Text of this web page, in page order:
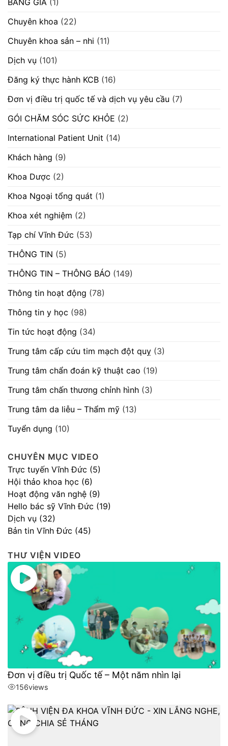
cạnh
máy
móc
bị”
hành
bệnh,
chữa
29/07/2026
báo
605/TB-
BVVĐ
28/07/2026.
“V/v
giá
cung
máy
scan”
Chuyên khoa (22)
Chuyên khoa sản – nhi (11)
Dịch vụ (101)
Đăng ký thực hành KCB (16)
Đơn vị điều trị quốc tế và dịch vụ yêu cầu (7)
GÓI CHĂM SÓC SỨC KHỎE (2)
International Patient Unit (14)
Khách hàng (9)
Khoa Dược (2)
Khoa Ngoại tổng quát (1)
Khoa xét nghiệm (2)
Tạp chí Vĩnh Đức (53)
THÔNG TIN (5)
THÔNG TIN – THÔNG BÁO (149)
Thông tin hoạt động (78)
Thông tin y học (98)
Tin tức hoạt động (34)
Trung tâm cấp cứu tim mạch đột quỵ (3)
Trung tâm chẩn đoán kỹ thuật cao (19)
Trung tâm chấn thương chỉnh hình (3)
Trung tâm da liễu – Thẩm mỹ (13)
Tuyển dụng (10)
CHUYÊN MỤC VIDEO
Trực tuyến Vĩnh Đức (5)
Hội thảo khoa học (6)
Hoạt động văn nghệ (9)
Hello bác sỹ Vĩnh Đức (19)
Dịch vụ (32)
Bản tin Vĩnh Đức (45)
THƯ VIỆN VIDEO
Đơn vị điều trị Quốc tế – Một năm nhìn lại
156views